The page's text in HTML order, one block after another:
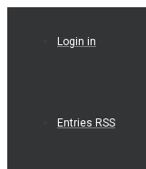
Login in
Entries RSS